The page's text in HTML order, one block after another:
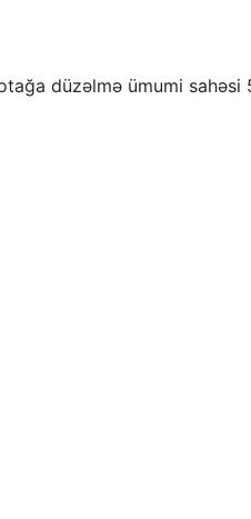
düzəlmə ümumi